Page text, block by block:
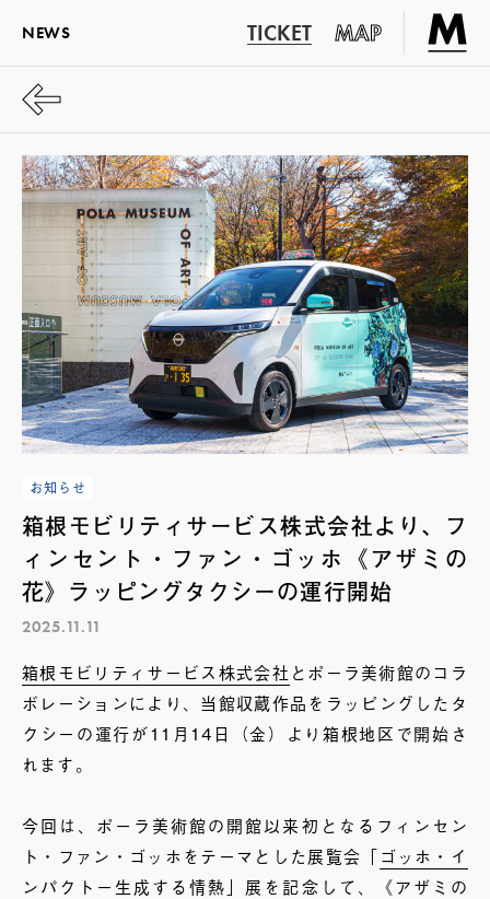
NEWS TICKET MAP
お知らせ
箱根モビリティサービス株式会社より、フ
ィンセント・ファン・ゴッホ《アザミの
花》ラッピングタクシーの運行開始
2025.11.11
箱根モビリティサービス株式会社 とポーラ美術館のコラ
ボレーションにより、当館収蔵作品をラッピングしたタ
クシーの運行が11月14日（金）より箱根地区で開始さ
れます。
今回は、ポーラ美術館の開館以来初となるフィンセン
ト・ファン・ゴッホをテーマとした展覧会「ゴッホ・イ
ンパクトー生成する情熱 」展を記念して、《アザミの